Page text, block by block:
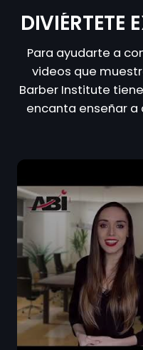
DIVIÉRTETE
Para ayudarte a
videos que
Barber Institute
encanta enseñar a